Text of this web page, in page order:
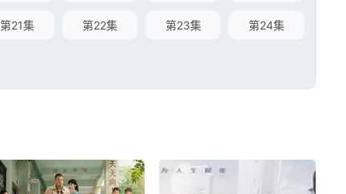
第21集 第22集 第23集 第24集